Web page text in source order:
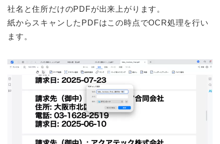
社名と住所だけのPDFが出来上がります。
紙からスキャンしたPDFはこの時点でOCR処理を行い
ます。